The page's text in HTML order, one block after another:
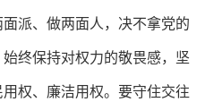
派、做两面人，决不拿党的
终保持对权力的敬畏感，坚
权、廉洁用权。要守住交往